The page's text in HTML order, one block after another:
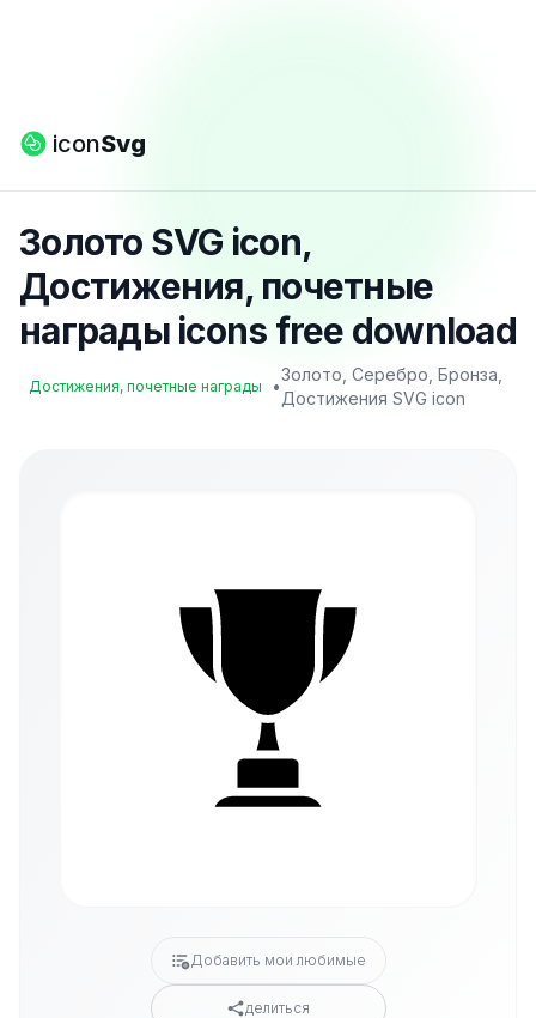
iconSvg
Золото SVG icon,
Достижения, почетные
награды icons free download
Достижения, почетные награды •
Золото, Серебро, Бронза,
Достижения SVG icon
Добавить мои любимые
делиться